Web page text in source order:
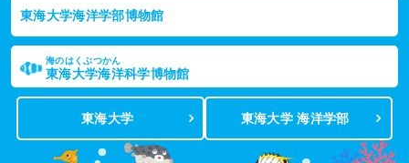
東海大学海洋学部博物館
海のはくぶつかん
東海大学海洋科学博物館
東海大学 東海大学 海洋学部